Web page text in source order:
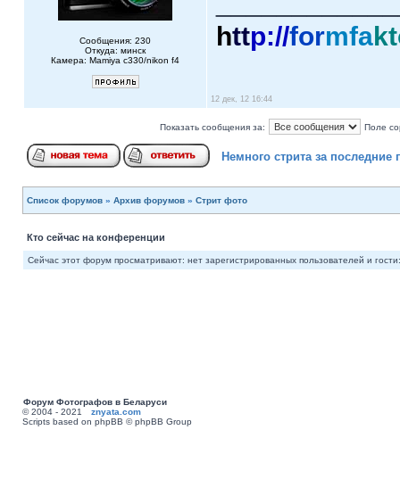
Сообщения: 230
Откуда: минск
Камера: Mamiya c330/nikon f4
http://formfa
12 дек, 12 16:44
Показать сообщения за: Поле
Немного стрита за последние
Список форумов » Архив форумов » Стрит фото
Кто сейчас на конференции
Сейчас этот форум просматривают: нет зарегистрированных пользователей и
Форум Фотографов в Беларуси
© 2004 - 2021 znyata.com
Scripts based on phpBB © phpBB Group